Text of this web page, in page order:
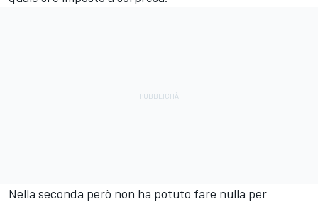
Nella seconda però non ha potuto fare nulla per